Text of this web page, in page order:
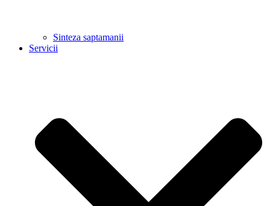
Sinteza saptamanii
Servicii